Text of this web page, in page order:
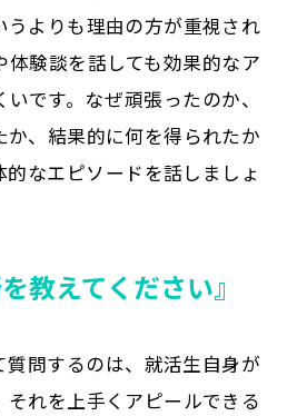
うよりも理由の方が重視され
体験談を話しても効果的なア
です。なぜ頑張ったのか、
か、結果的に何を得られたか
なエピソードを話しましょ
教えてください』
問するのは、就活生自身が
それを上手くアピールできる